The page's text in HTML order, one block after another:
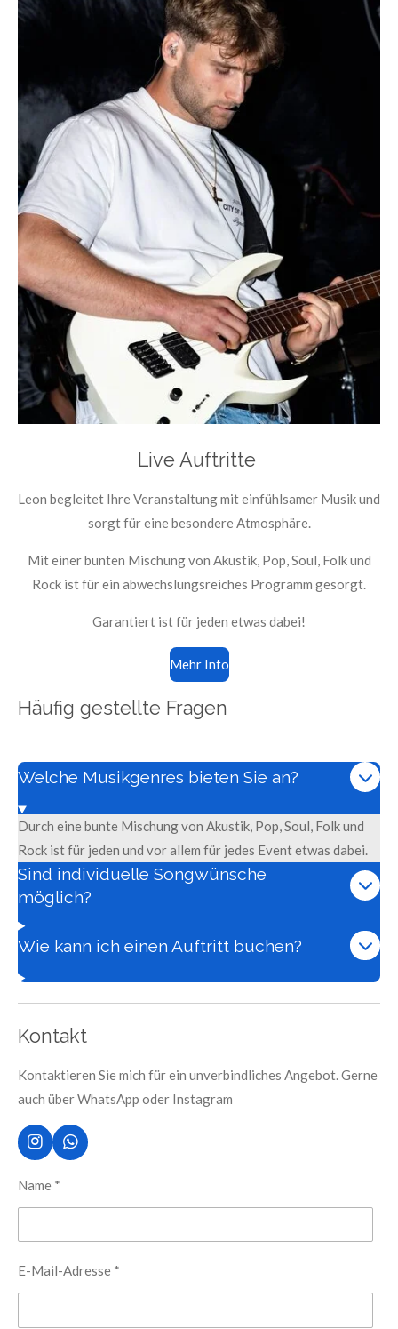
Live Auftritte
Leon begleitet Ihre Veranstaltung mit einfühlsamer Musik und
sorgt für eine besondere Atmosphäre.
Mit einer bunten Mischung von Akustik, Pop, Soul, Folk und
Rock ist für ein abwechslungsreiches Programm gesorgt.
Garantiert ist für jeden etwas dabei!
Mehr Info
Häufig gestellte Fragen
Welche Musikgenres bieten Sie an?
Durch eine bunte Mischung von Akustik, Pop, Soul, Folk und
Rock ist für jeden und vor allem für jedes Event etwas dabei.
Sind individuelle Songwünsche
möglich?
Wie kann ich einen Auftritt buchen?
Kontakt
Kontaktieren Sie mich für ein unverbindliches Angebot. Gerne
auch über WhatsApp oder Instagram
I
n
s
a
r
m
W
h
s
p
Name *
E-Mail-Adresse *